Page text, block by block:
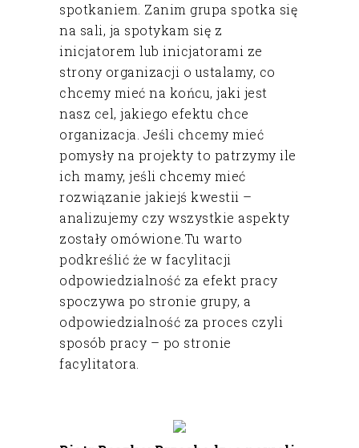
spotkaniem. Zanim grupa spotka się
na sali, ja spotykam się z
inicjatorem lub inicjatorami ze
strony organizacji o ustalamy, co
chcemy mieć na końcu, jaki jest
nasz cel, jakiego efektu chce
organizacja. Jeśli chcemy mieć
pomysły na projekty to patrzymy ile
ich mamy, jeśli chcemy mieć
rozwiązanie jakiejś kwestii –
analizujemy czy wszystkie aspekty
zostały omówione.Tu warto
podkreślić że w facylitacji
odpowiedzialność za efekt pracy
spoczywa po stronie grupy, a
odpowiedzialność za proces czyli
sposób pracy – po stronie
facylitatora.